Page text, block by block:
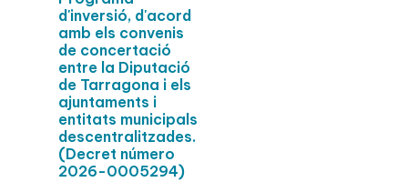
d'inversió, d'acord
amb els convenis
de concertació
entre la Diputació
de Tarragona i els
ajuntaments i
entitats municipals
descentralitzades.
(Decret número
2026-0005294)